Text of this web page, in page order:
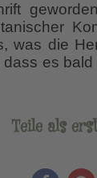
was die
es
Teile als